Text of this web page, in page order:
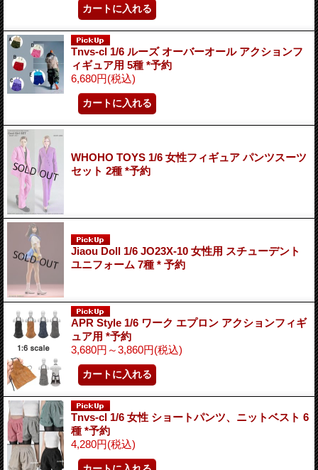
Tnvs-cl 1/6 ルーズ オーバーオール アクションフ
ィギュア用 5種 *予約
6,680円(税込)
WHOHO TOYS 1/6 女性フィギュア パンツスーツ
セット 2種 *予約
Jiaou Doll 1/6 JO23X-10 女性用 スチューデント
ユニフォーム 7種 * 予約
APR Style 1/6 ワーク エプロン アクションフィギ
ュア用 *予約
3,680円～3,860円(税込)
Tnvs-cl 1/6 女性 ショートパンツ、ニットベスト 6
種 *予約
4,280円(税込)